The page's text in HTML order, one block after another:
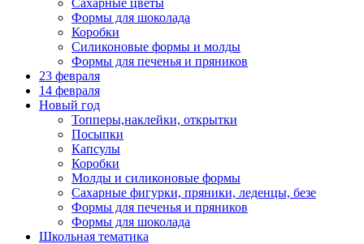
Сахарные цветы
Формы для шоколада
Коробки
Силиконовые формы и молды
Формы для печенья и пряников
23 февраля
14 февраля
Новый год
Топперы,наклейки, открытки
Посыпки
Капсулы
Коробки
Молды и силиконовые формы
Сахарные фигурки, пряники, леденцы, безе
Формы для печенья и пряников
Формы для шоколада
Школьная тематика